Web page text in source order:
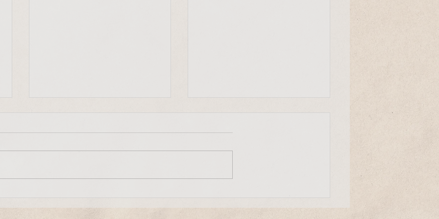
Bewahrung der Schöpfung
unserem kleinen Alltag. Diese
"Jeder Mensch ist ein einmaliger
vorangeht."...